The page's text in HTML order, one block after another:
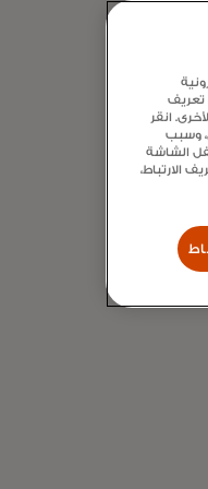
الأكثر طلبًا لفتح
المخصصة،
البشرية،
الحر، والأنظمة
تعريف
انقر
وسبب
الشاشة